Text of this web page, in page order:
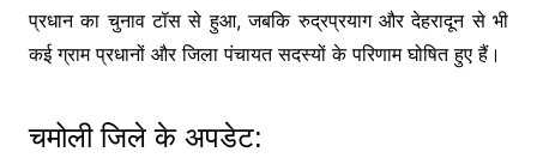
प्रधान का चुनाव टॉस से हुआ, जबकि रुद्रप्रयाग और देहरादून से भी
कई ग्राम प्रधानों और जिला पंचायत सदस्यों के परिणाम घोषित हुए हैं।
चमोली जिले के अपडेट: